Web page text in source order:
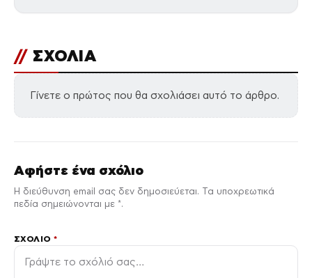
// ΣΧΟΛΙΑ
Γίνετε ο πρώτος που θα σχολιάσει αυτό το άρθρο.
Αφήστε ένα σχόλιο
Η διεύθυνση email σας δεν δημοσιεύεται. Τα υποχρεωτικά
πεδία σημειώνονται με *.
ΣΧΌΛΙΟ*